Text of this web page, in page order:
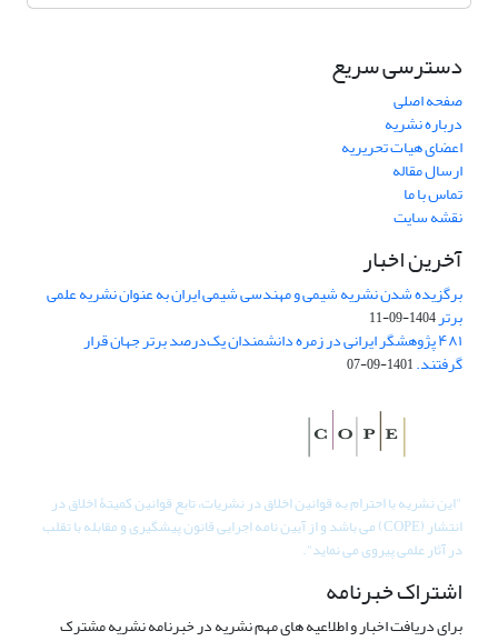
دسترسی سریع
صفحه اصلی
درباره نشریه
اعضای هیات تحریریه
ارسال مقاله
تماس با ما
نقشه سایت
آخرین اخبار
برگزیده شدن نشریه شیمی و مهندسی شیمی ایران به عنوان نشریه علمی
برتر1404-09-11
۴۸۱ پژوهشگر ایرانی در زمره دانشمندان یک‌درصد برتر جهان قرار
گرفتند.1401-09-07
"این نشریه با احترام به قوانین اخلاق در نشریات، تابع قوانین کمیتۀ اخلاق در
انتشار (COPE) می باشد و از آیین نامه اجرایی قانون پیشگیری و مقابله با تقلب
در آثار علمی پیروی می نماید".
اشتراک خبرنامه
برای دریافت اخبار و اطلاعیه های مهم نشریه در خبرنامه نشریه مشترک